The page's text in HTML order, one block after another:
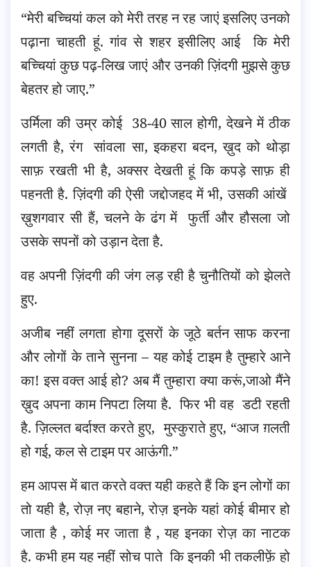
“मेरी बच्चियां कल को मेरी तरह न रह जाएं इसलिए उनको
पढ़ाना चाहती हूं. गांव से शहर इसीलिए आई कि मेरी
बच्चियां कुछ पढ़-लिख जाएं और उनकी ज़िंदगी मुझसे कुछ
बेहतर हो जाए.”
उर्मिला की उम्र कोई 38-40 साल होगी, देखने में ठीक
लगती है, रंग सांवला सा, इकहरा बदन, ख़ुद को थोड़ा
साफ़ रखती भी है, अक्सर देखती हूं कि कपड़े साफ़ ही
पहनती है. ज़िंदगी की ऐसी जद्दोजहद में भी, उसकी आंखें
ख़ुशगवार सी हैं, चलने के ढंग में फुर्ती और हौसला जो
उसके सपनों को उड़ान देता है.
वह अपनी ज़िंदगी की जंग लड़ रही है चुनौतियों को झेलते
हुए.
अजीब नहीं लगता होगा दूसरों के जूठे बर्तन साफ करना
और लोगों के ताने सुनना – यह कोई टाइम है तुम्हारे आने
का! इस वक्त आई हो? अब मैं तुम्हारा क्या करूं,जाओ मैंने
ख़ुद अपना काम निपटा लिया है. फिर भी वह डटी रहती
है. ज़िल्लत बर्दाश्त करते हुए, मुस्कुराते हुए, “आज ग़लती
हो गई, कल से टाइम पर आऊंगी.”
हम आपस में बात करते वक्त यही कहते हैं कि इन लोगों का
तो यही है, रोज़ नए बहाने, रोज़ इनके यहां कोई बीमार हो
जाता है , कोई मर जाता है , यह इनका रोज़ का नाटक
है. कभी हम यह नहीं सोच पाते कि इनकी भी तकलीफ़ें हो